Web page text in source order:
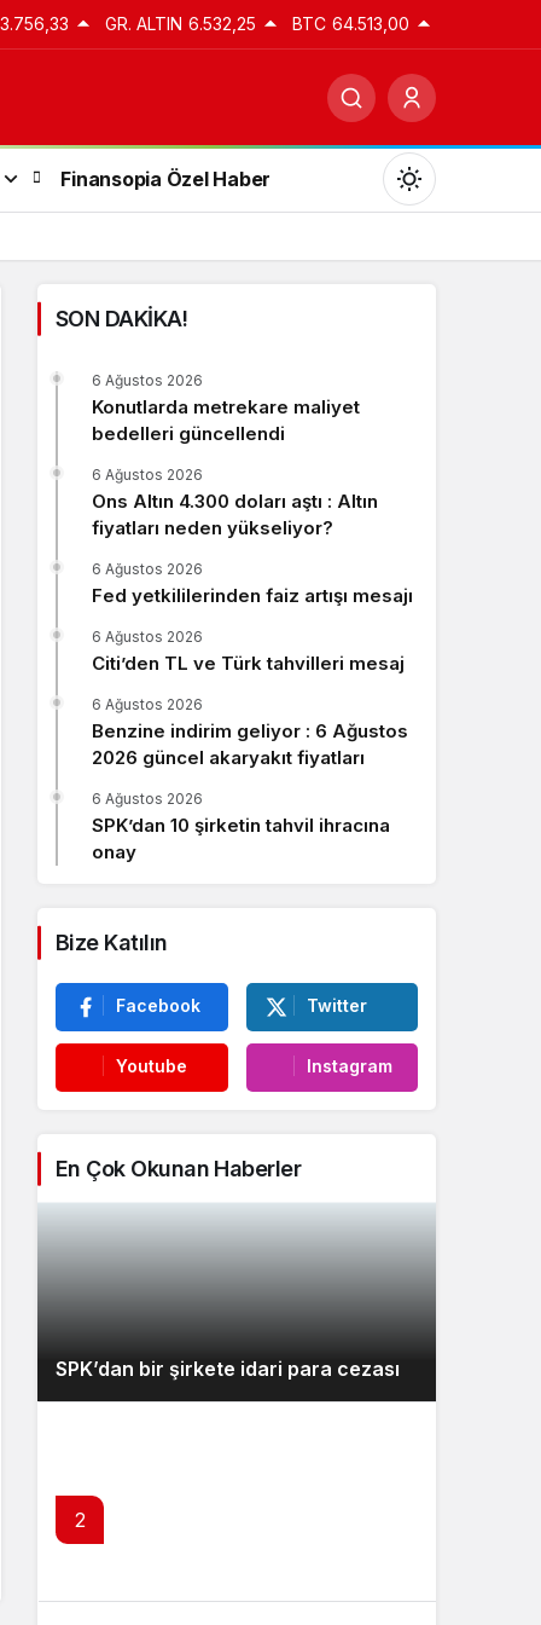
GR. ALTIN 6.532,25 BTC 64.513,00
Finansopia Özel Haber
Gündüz modunu seçin.
Gece Modu
Gece modunu seçin.
Sistem Modu
Sistem modunu seçin.
SON DAKİKA!
Konutlarda metrekare maliyet
bedelleri güncellendi
6 Ağustos 2026
Ons Altın 4.300 doları aştı : Altın
fiyatları neden yükseliyor?
6 Ağustos 2026
Fed yetkililerinden faiz artışı mesajı
6 Ağustos 2026
Citi’den TL ve Türk tahvilleri mesaj
6 Ağustos 2026
Benzine indirim geliyor : 6 Ağustos
2026 güncel akaryakıt fiyatları
6 Ağustos 2026
SPK’dan 10 şirketin tahvil ihracına
onay
6 Ağustos 2026
Bize Katılın
Facebook Twitter
Youtube Instagram
En Çok Okunan Haberler
SPK’dan bir şirkete idari para cezası
2